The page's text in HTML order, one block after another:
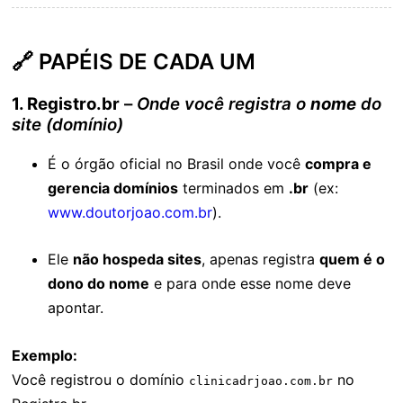
🔗 PAPÉIS DE CADA UM
1. Registro.br– Onde você registra o nomedo
site (domínio)
É o órgão oficial no Brasil onde você compra e
gerencia domíniosterminados em .br(ex:
www.doutorjoao.com.br).
Ele não hospeda sites, apenas registra quem é o
dono do nome e para onde esse nome deve
apontar.
Exemplo:
Você registrou o domínio clinicadrjoao.com.brno